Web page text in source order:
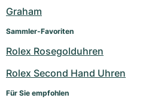
Graham
Sammler-Favoriten
Rolex Rosegolduhren
Rolex Second Hand Uhren
Für Sie empfohlen